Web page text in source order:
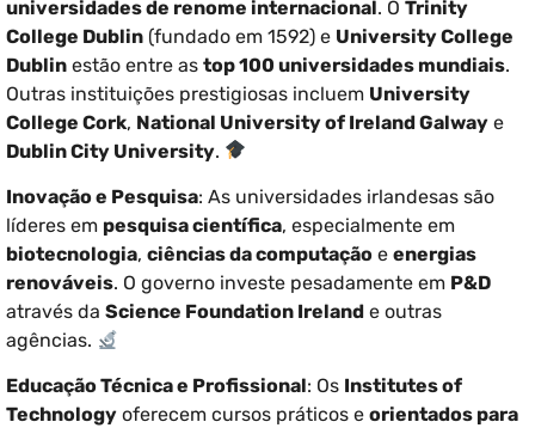
universidades de renome internacional. O Trinity
College Dublin (fundado em 1592) e University College
Dublin estão entre as top 100 universidades mundiais.
Outras instituições prestigiosas incluem University
College Cork, National University of Ireland Galway e
Dublin City University.
Inovação e Pesquisa: As universidades irlandesas são
líderes em pesquisa científica, especialmente em
biotecnologia, ciências da computação e energias
renováveis. O governo investe pesadamente em P&D
através da Science Foundation Ireland e outras
agências.
Educação Técnica e Profissional: Os Institutes of
Technology oferecem cursos práticos e orientados para